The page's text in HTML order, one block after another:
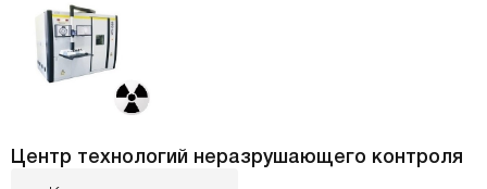
Центр технологий неразрушающего контроля